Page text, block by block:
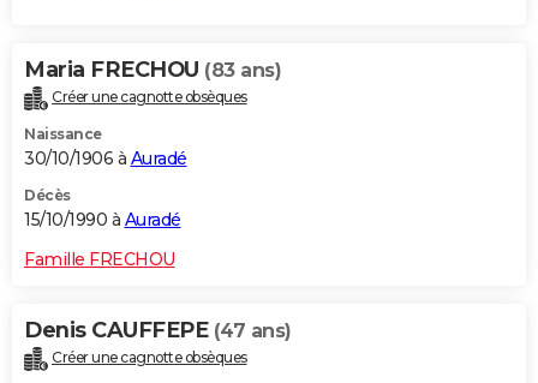
Maria FRECHOU (83 ans)
Créer une cagnotte obsèques
Naissance
30/10/1906 à Auradé
Décès
15/10/1990 à Auradé
Famille FRECHOU
Denis CAUFFEPE (47 ans)
Créer une cagnotte obsèques